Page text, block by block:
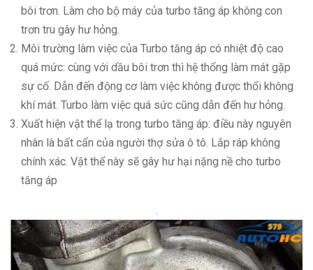
bôi trơn. Làm cho bộ máy của turbo tăng áp không con
trơn tru gây hư hỏng.
Môi trường làm việc của Turbo tăng áp có nhiệt độ cao
quá mức: cùng với dầu bôi trơn thì hệ thống làm mát gặp
sự cố. Dẫn đến động cơ làm việc không được thổi không
khí mát. Turbo làm việc quá sức cũng dẫn đến hư hỏng.
Xuất hiện vật thể lạ trong turbo tăng áp: điều này nguyên
nhân là bất cẩn của người thợ sửa ô tô. Lắp ráp không
chính xác. Vật thể này sẽ gây hư hại nặng nề cho turbo
tăng áp
.